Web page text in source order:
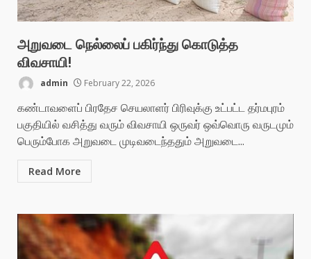
அறுவடை நெல்லைப் பகிர்ந்து கொடுத்த
விவசாயி!
admin February 22, 2026
கண்டாவளைப் பிரதேச செயலாளர் பிரிவுக்கு உட்பட்ட தர்மபுரம்
பகுதியில் வசித்து வரும் விவசாயி ஒருவர் ஒவ்வொரு வருடமும்
பெரும்போக அறுவடை முடிவடைந்ததும் அறுவடை...
Read More